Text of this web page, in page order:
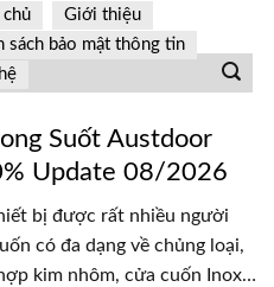
chủ
Giới thiệu
sách bảo mật thông tin
Suốt Austdoor
Update 08/2026
bị được rất nhiều người
có đa dạng về chủng loại,
kim nhôm, cửa cuốn Inox…